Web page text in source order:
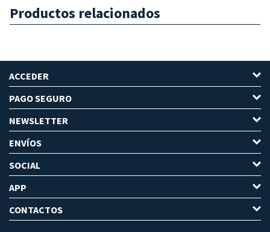
Productos relacionados
ACCEDER
PAGO SEGURO
NEWSLETTER
ENVÍOS
SOCIAL
APP
CONTACTOS